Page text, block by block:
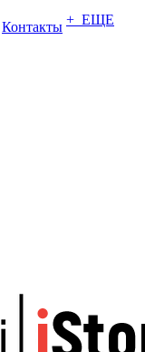
Контакты + ЕЩЕ